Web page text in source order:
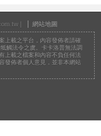
| 網站地圖
上載之平台，內容發佈者請確
觸法令之虞。卡卡洛普無法調
上載之檔案和內容不負任何法
發佈者個人意見，並非本網站